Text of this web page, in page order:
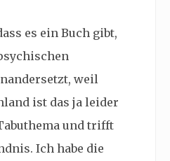
es ein Buch gibt,
weil
ist das ja leider
und trifft
Ich habe die